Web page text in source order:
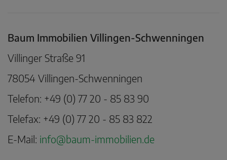
Baum Immobilien Villingen-Schwenningen
Villinger Straße 91
78054 Villingen-Schwenningen
Telefon: +49 (0) 77 20 - 85 83 90
Telefax: +49 (0) 77 20 - 85 83 822
E-Mail: info@baum-immobilien.de